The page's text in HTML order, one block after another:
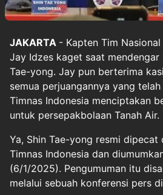
JAKARTA - Kapten Tim Nasional
Jay Idzes kaget saat mendengar
Tae-yong. Jay pun berterima
semua perjuangannya yang
Timnas Indonesia menciptakan
untuk persepakbolaan Tanah Air.
Ya, Shin Tae-yong resmi
Timnas Indonesia dan
(6/1/2025). Pengumuman itu
melalui sebuah konferensi pers